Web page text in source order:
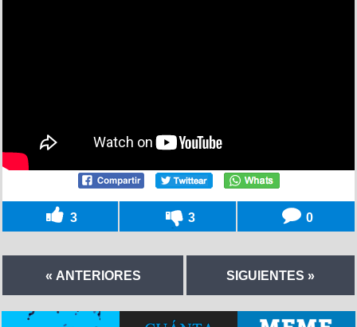
3 3 0
« ANTERIORES SIGUIENTES »